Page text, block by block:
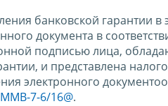
банковской гарантии
документа в
подписью лица,
и представлена
электронного
7-6/16@.